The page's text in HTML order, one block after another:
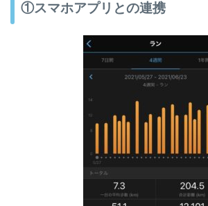
①スマホアプリとの連携